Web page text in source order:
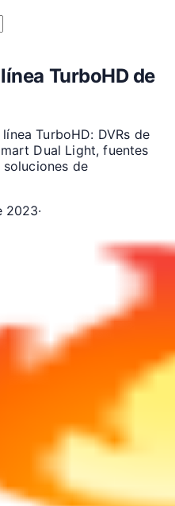
TurboHD de
TurboHD: DVRs de
Dual Light, fuentes
de
2023·